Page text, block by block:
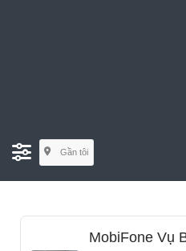
Gần tôi
MobiFone Vụ